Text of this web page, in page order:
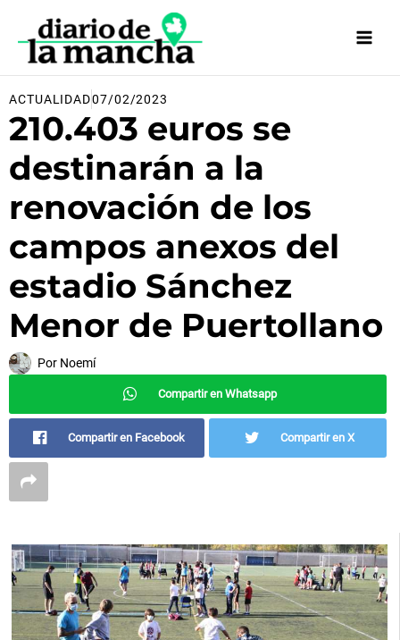
contenido
ACTUALIDAD07/02/2023
210.403 euros se
destinarán a la
renovación de los
campos anexos del
estadio Sánchez
Menor de Puertollano
Por Noemí
Compartir en Whatsapp
Compartir en Facebook Compartir en X